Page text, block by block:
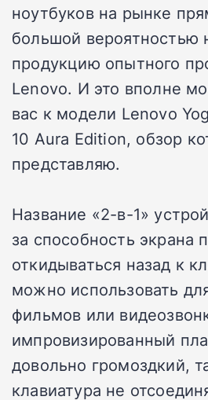
ноутбуков на рынке
большой вероятностью
продукцию опытного
Lenovo. И это вполне
вас к модели Lenovo
10 Aura Edition, обзор
представляю.
Название «2-в-1»
за способность экрана
откидываться назад к
можно использовать
фильмов или
импровизированный
довольно громоздкий,
клавиатура не